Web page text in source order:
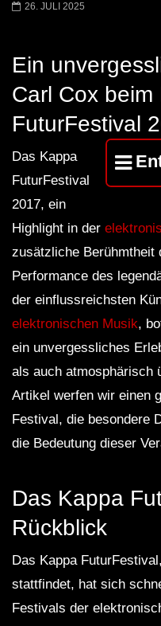
26. JULI 2025
Ein
Carl Cox beim
FuturFestival
Das Kappa
FuturFestival
2017, ein
Highlight in der
zusätzliche Berühmtheit
Performance des
der einflussreichsten
elektronischen Musik,
ein unvergessliches
als auch atmosphärisch
Artikel werfen wir einen
Festival, die besondere
die Bedeutung dieser
Das Kappa
Rückblick
Das Kappa
stattfindet, hat sich
Festivals der